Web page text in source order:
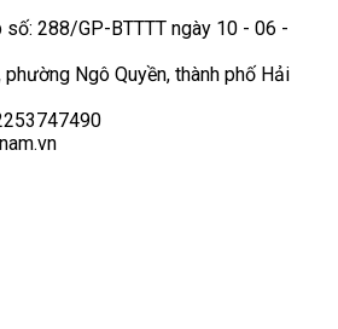
số: 288/GP-BTTTT ngày 10 - 06 -
Ngô Quyền, thành phố Hải